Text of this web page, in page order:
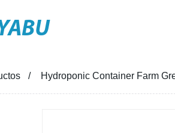
Hydroponic Container Farm